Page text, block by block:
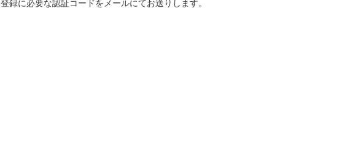
登録に必要な認証コードをメールにてお送りします。